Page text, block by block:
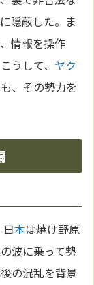
隠蔽した。ま
情報を操作
うして、 ヤク
、その勢力を
日本は焼け野原
波に乗って勢
の混乱を背景